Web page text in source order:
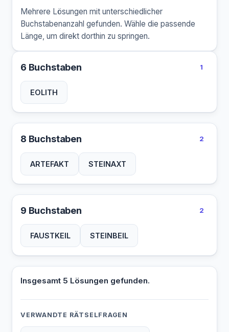
Mehrere Lösungen mit unterschiedlicher
Buchstabenanzahl gefunden. Wähle die passende
Länge, um direkt dorthin zu springen.
6 Buchstaben 1
EOLITH
8 Buchstaben 2
ARTEFAKT STEINAXT
9 Buchstaben 2
FAUSTKEIL STEINBEIL
Insgesamt 5 Lösungen gefunden.
VERWANDTE RÄTSELFRAGEN